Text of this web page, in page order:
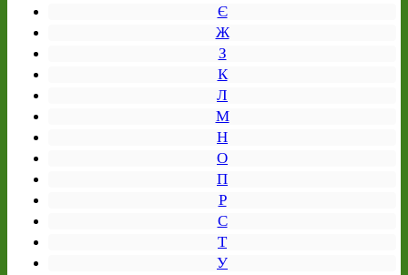
Є
Ж
З
К
Л
М
Н
О
П
Р
С
Т
У